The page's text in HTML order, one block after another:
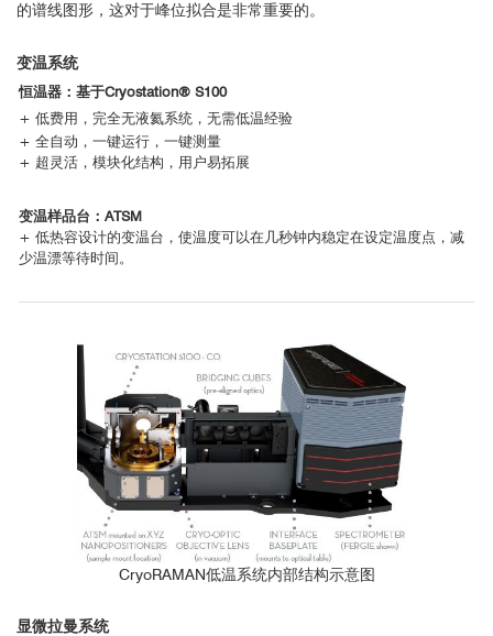
的谱线图形，这对于峰位拟合是非常重要的。
变温系统
恒温器：基于Cryostation® S100
+ 低费用，完全无液氦系统，无需低温经验
+ 全自动，一键运行，一键测量
+ 超灵活，模块化结构，用户易拓展
变温样品台：ATSM
+ 低热容设计的变温台，使温度可以在几秒钟内稳定在设定温度点，减
少温漂等待时间。
CryoRAMAN低温系统内部结构示意图
显微拉曼系统